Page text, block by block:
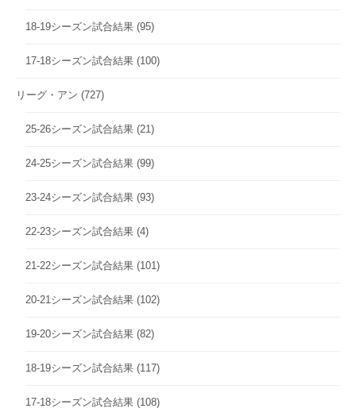
18-19シーズン試合結果 (95)
17-18シーズン試合結果 (100)
リーグ・アン (727)
25-26シーズン試合結果 (21)
24-25シーズン試合結果 (99)
23-24シーズン試合結果 (93)
22-23シーズン試合結果 (4)
21-22シーズン試合結果 (101)
20-21シーズン試合結果 (102)
19-20シーズン試合結果 (82)
18-19シーズン試合結果 (117)
17-18シーズン試合結果 (108)